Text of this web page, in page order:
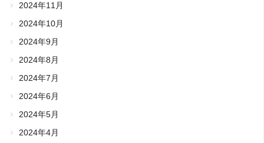
2024年11月
2024年10月
2024年9月
2024年8月
2024年7月
2024年6月
2024年5月
2024年4月